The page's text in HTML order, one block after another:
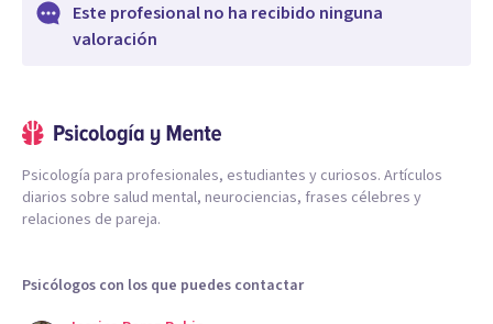
Este profesional no ha recibido ninguna
valoración
Psicología para profesionales, estudiantes y curiosos. Artículos
diarios sobre salud mental, neurociencias, frases célebres y
relaciones de pareja.
Psicólogos con los que puedes contactar